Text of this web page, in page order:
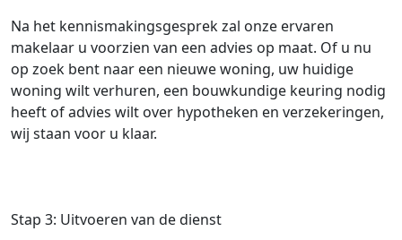
Na het kennismakingsgesprek zal onze ervaren
makelaar u voorzien van een advies op maat. Of u nu
op zoek bent naar een nieuwe woning, uw huidige
woning wilt verhuren, een bouwkundige keuring nodig
heeft of advies wilt over hypotheken en verzekeringen,
wij staan voor u klaar.
Stap 3: Uitvoeren van de dienst